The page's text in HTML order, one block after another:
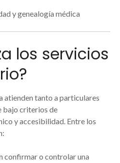
y genealogía médica
los servicios
atienden tanto a particulares
bajo criterios de
y accesibilidad. Entre los
confirmar o controlar una